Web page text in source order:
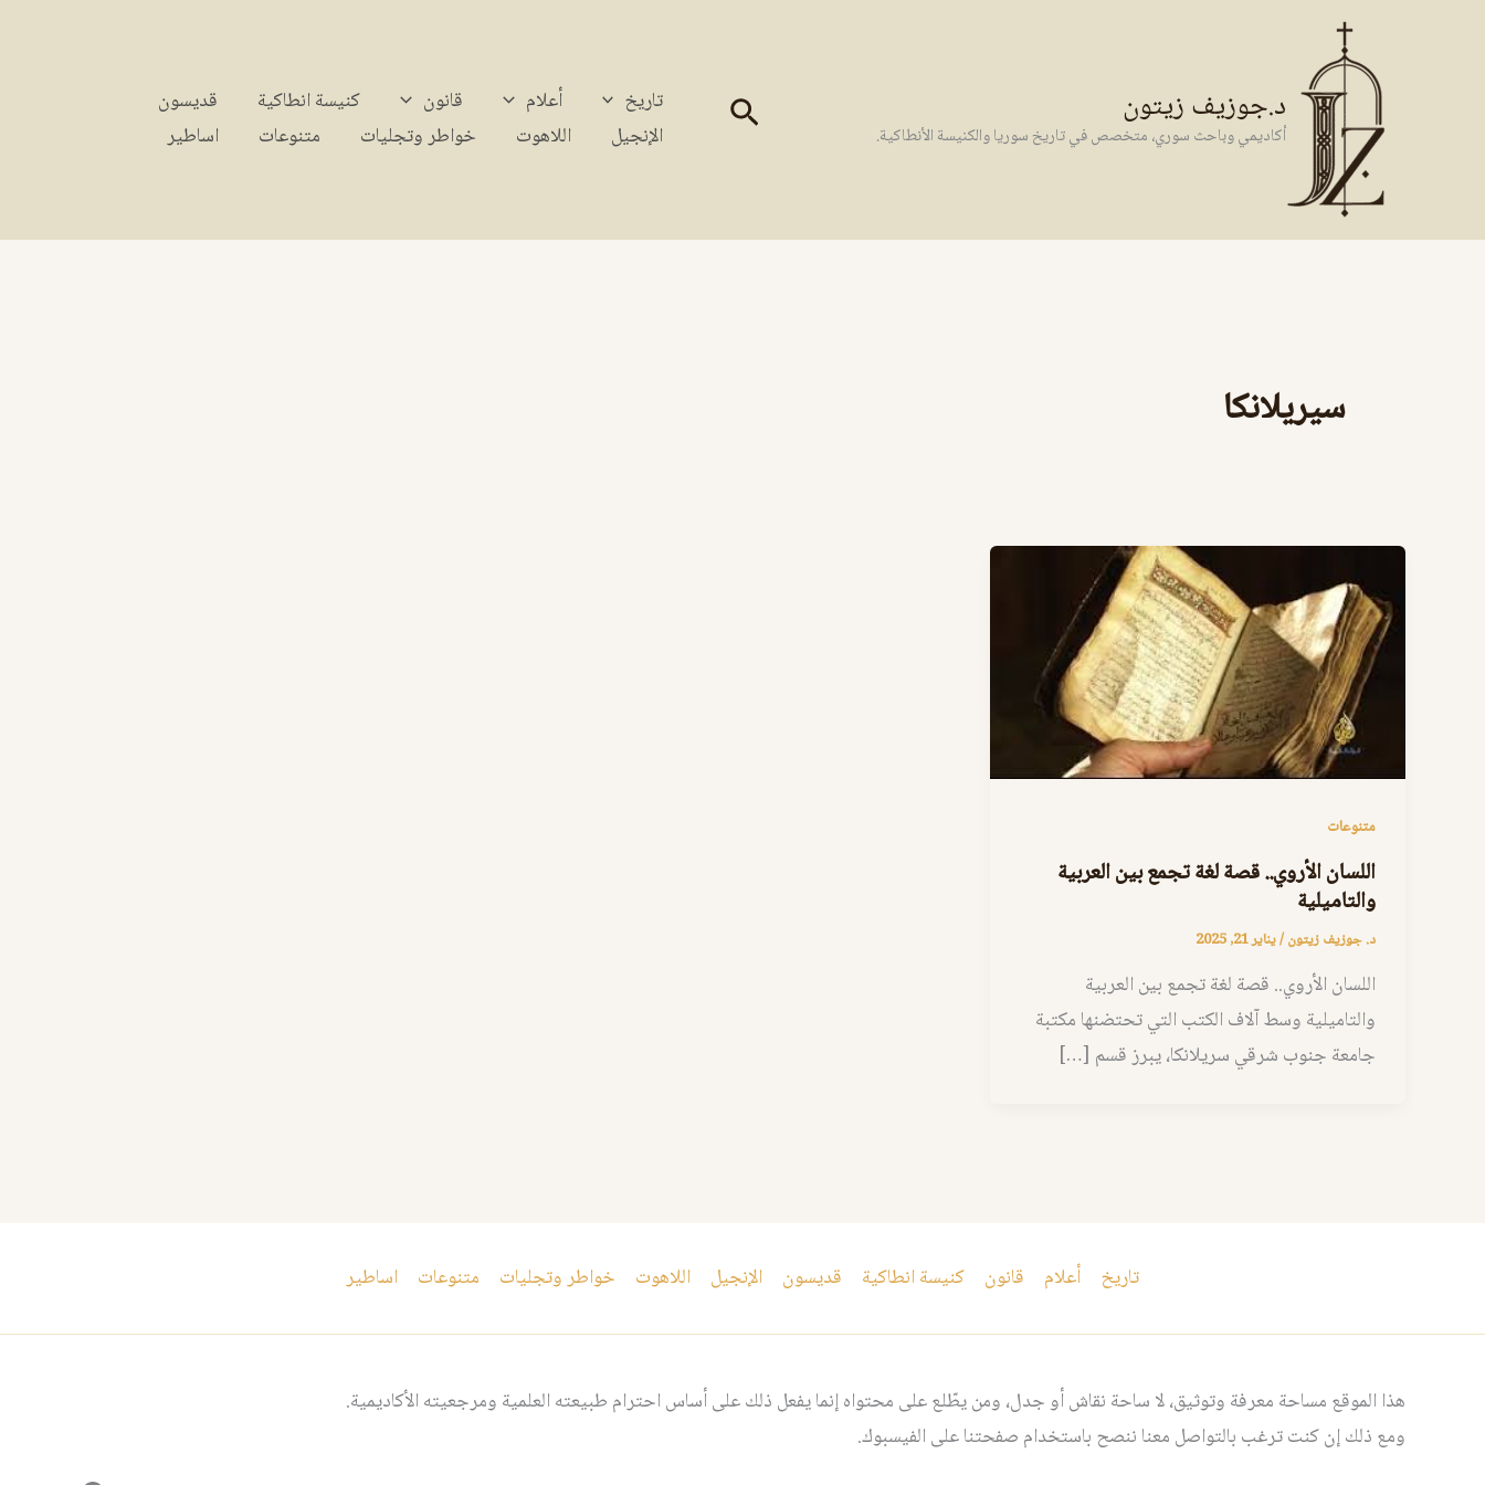
د.جوزيف زيتون
أكاديمي وباحث سوري، متخصص في تاريخ سوريا والكنيسة الأنطاكية. البحث تاريخ أعلام قانون كنيسة انطاكية
قديسون
الإنجيل
اللاهوت خواطر وتجليات متنوعات اساطير
سيريلانكا
متنوعات
اللسان الأروي.. قصة لغة تجمع بين العربية
والتاميلية
د. جوزيف زيتون/يناير 21, 2025
اللسان الأروي.. قصة لغة تجمع بين العربية
والتاميلية وسط آلاف الكتب التي تحتضنها مكتبة
جامعة جنوب شرقي سريلانكا، يبرز قسم […]
تاريخ أعلام قانون كنيسة انطاكية قديسون الإنجيل اللاهوت خواطر وتجليات متنوعات اساطير
هذا الموقع مساحة معرفة وتوثيق، لا ساحة نقاش أو جدل، ومن يطّلع على محتواه إنما يفعل ذلك على أساس احترام طبيعته العلمية ومرجعيته الأكاديمية.
ومع ذلك إن كنت ترغب بالتواصل معنا ننصح باستخدام صفحتنا على الفيسبوك.